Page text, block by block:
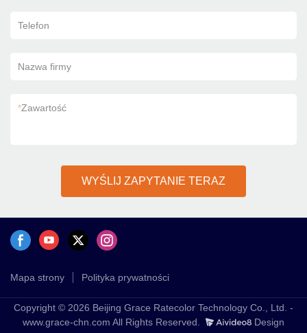
Telefon
Nazwa firmy
*Zawartość
WYŚLIJ ZAPYTANIE TERAZ
Mapa strony Polityka prywatności
Copyright © 2026 Beijing Grace Ratecolor Technology Co., Ltd. -
www.grace-chn.com All Rights Reserved.
Design